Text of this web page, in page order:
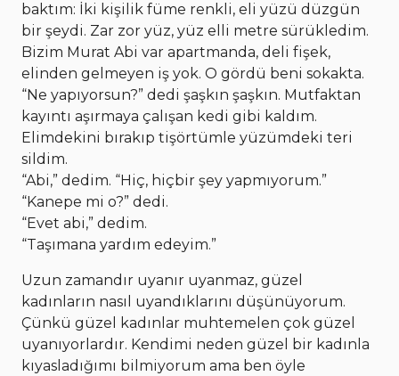
baktım: İki kişilik füme renkli, eli yüzü düzgün
bir şeydi. Zar zor yüz, yüz elli metre sürükledim.
Bizim Murat Abi var apartmanda, deli fişek,
elinden gelmeyen iş yok. O gördü beni sokakta.
“Ne yapıyorsun?” dedi şaşkın şaşkın. Mutfaktan
kayıntı aşırmaya çalışan kedi gibi kaldım.
Elimdekini bırakıp tişörtümle yüzümdeki teri
sildim.
“Abi,” dedim. “Hiç, hiçbir şey yapmıyorum.”
“Kanepe mi o?” dedi.
“Evet abi,” dedim.
“Taşımana yardım edeyim.”
Uzun zamandır uyanır uyanmaz, güzel
kadınların nasıl uyandıklarını düşünüyorum.
Çünkü güzel kadınlar muhtemelen çok güzel
uyanıyorlardır. Kendimi neden güzel bir kadınla
kıyasladığımı bilmiyorum ama ben öyle